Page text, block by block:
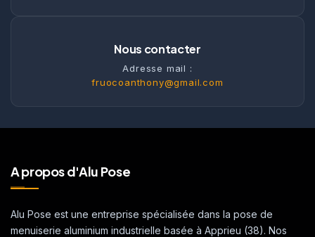
Nous contacter
Adresse mail :
fruocoanthony@gmail.com
A propos d'Alu Pose
Alu Pose est une entreprise spécialisée dans la pose de
menuiserie aluminium industrielle basée à Apprieu (38). Nos